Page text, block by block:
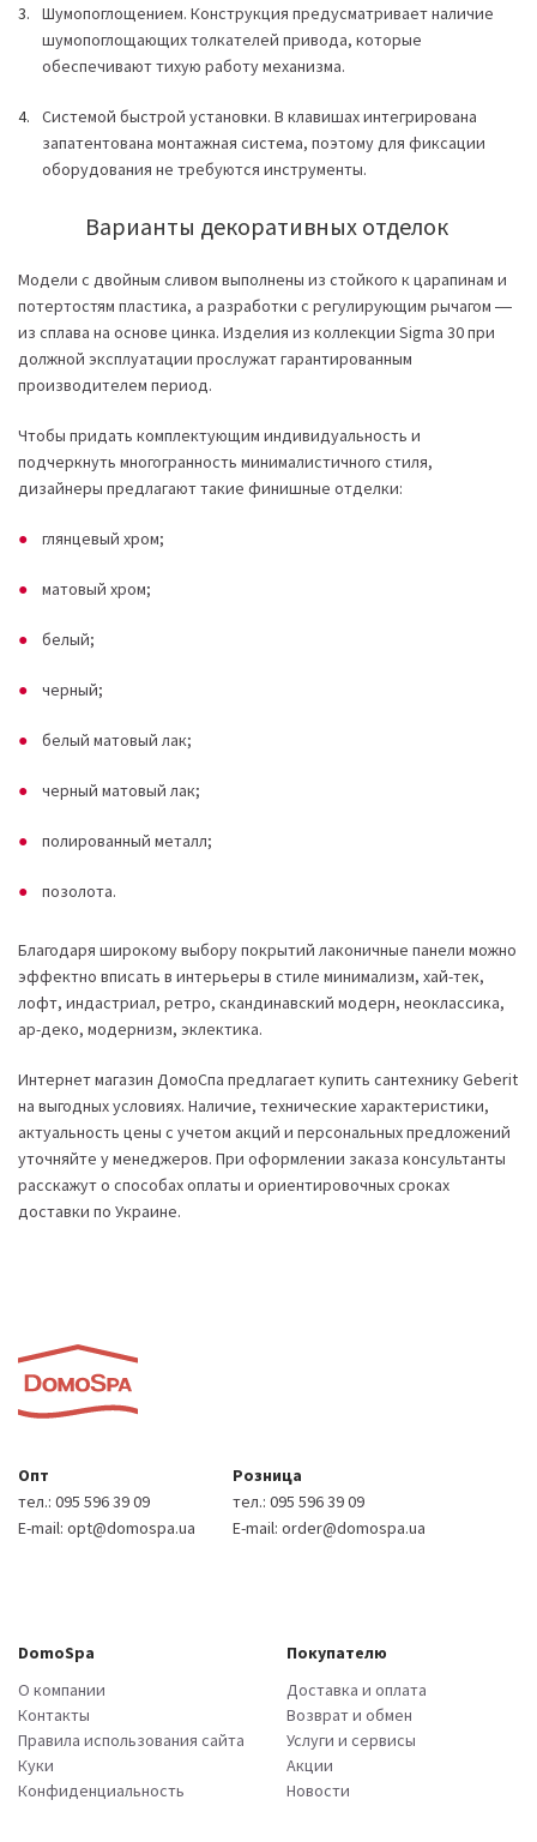
Шумопоглощением. Конструкция предусматривает наличие
шумопоглощающих толкателей привода, которые
обеспечивают тихую работу механизма.
Системой быстрой установки. В клавишах интегрирована
запатентована монтажная система, поэтому для фиксации
оборудования не требуются инструменты.
Варианты декоративных отделок
Модели с двойным сливом выполнены из стойкого к царапинам и
потертостям пластика, а разработки с регулирующим рычагом ―
из сплава на основе цинка. Изделия из коллекции Sigma 30 при
должной эксплуатации прослужат гарантированным
производителем период.
Чтобы придать комплектующим индивидуальность и
подчеркнуть многогранность минималистичного стиля,
дизайнеры предлагают такие финишные отделки:
глянцевый хром;
матовый хром;
белый;
черный;
белый матовый лак;
черный матовый лак;
полированный металл;
позолота.
Благодаря широкому выбору покрытий лаконичные панели можно
эффектно вписать в интерьеры в стиле минимализм, хай-тек,
лофт, индастриал, ретро, скандинавский модерн, неоклассика,
ар-деко, модернизм, эклектика.
Интернет магазин ДомоСпа предлагает купить сантехнику Geberit
на выгодных условиях. Наличие, технические характеристики,
актуальность цены с учетом акций и персональных предложений
уточняйте у менеджеров. При оформлении заказа консультанты
расскажут о способах оплаты и ориентировочных сроках
доставки по Украине.
Опт
тел.: 095 596 39 09
E-mail: opt@domospa.ua
Розница
тел.: 095 596 39 09
E-mail: order@domospa.ua
DomoSpa
О компании
Контакты
Правила использования сайта
Куки
Конфиденциальность
Покупателю
Доставка и оплата
Возврат и обмен
Услуги и сервисы
Акции
Новости